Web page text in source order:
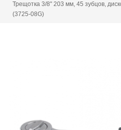
Трещотка 3/8" 203 мм, 45 зубцов,
(3725-08G)